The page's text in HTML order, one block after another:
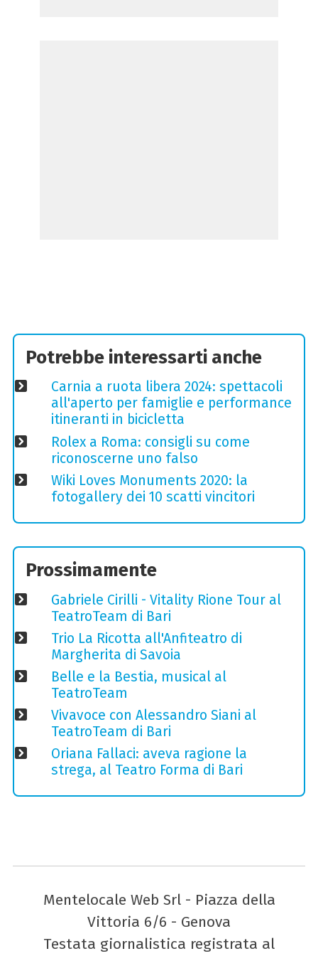
Potrebbe interessarti anche
Carnia a ruota libera 2024: spettacoli
all'aperto per famiglie e performance
itineranti in bicicletta
Rolex a Roma: consigli su come
riconoscerne uno falso
Wiki Loves Monuments 2020: la
fotogallery dei 10 scatti vincitori
Prossimamente
Gabriele Cirilli - Vitality Rione Tour al
TeatroTeam di Bari
Trio La Ricotta all'Anfiteatro di
Margherita di Savoia
Belle e la Bestia, musical al
TeatroTeam
Vivavoce con Alessandro Siani al
TeatroTeam di Bari
Oriana Fallaci: aveva ragione la
strega, al Teatro Forma di Bari
Mentelocale Web Srl - Piazza della
Vittoria 6/6 - Genova
Testata giornalistica registrata al